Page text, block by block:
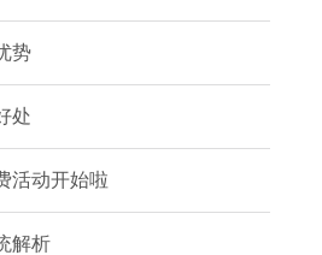
势
处
活动开始啦
解析